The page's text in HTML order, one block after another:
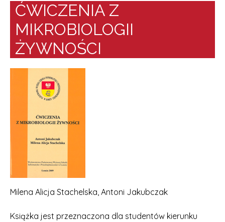
ĆWICZENIA Z
MIKROBIOLOGII
ŻYWNOŚCI
Milena Alicja Stachelska, Antoni Jakubczak
Książka jest przeznaczona dla studentów kierunku